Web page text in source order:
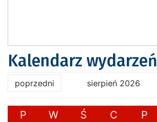
Kalendarz wydarzeń
poprzedni sierpień 2026
P W Ś C P